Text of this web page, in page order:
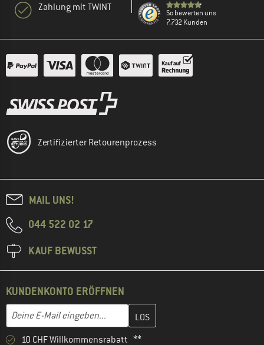
Zahlung mit TWINT
So bewerten uns
7.732 Kunden
Zertifizierter Retourenprozess
MAIL UNS!
044 522 02 17
KAUF BEWUSST
KUNDENKONTO ERÖFFNEN
E-Mail-Adresse
Gib hier deine E-Mail-Adresse ein und erstelle im nächsten
10 CHF Willkommensrabatt **